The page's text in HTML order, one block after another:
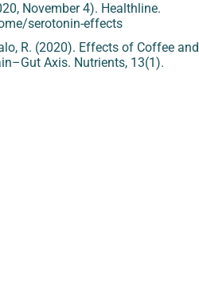
November 4). Healthline.
serotonin-effects‌‌
R. (2020). Effects of Coffee and
Axis. Nutrients, 13(1).